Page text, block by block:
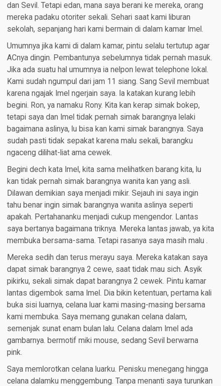
dan Sevil. Tetapi edan, mana saya berani ke mereka, orang
mereka padaku otoriter sekali. Sehari saat kami liburan
sekolah, sepanjang hari kami bermain di dalam kamar Imel.
Umumnya jika kami di dalam kamar, pintu selalu tertutup agar
ACnya dingin. Pembantunya sebelumnya tidak pernah masuk.
Jika ada suatu hal umumnya ia nelpon lewat telephone lokal.
Kami sudah ngumpul dari jam 11 siang. Sang Sevil membuat
karena ngajak Imel ngerjain saya. Ia katakan kurang lebih
begini. Ron, ya namaku Rony. Kita kan kerap simak bokep,
tetapi saya dan Imel tidak pernah simak barangnya lelaki
bagaimana aslinya, lu bisa kan kami simak barangnya. Saya
sudah pasti tidak sepakat karena malu sekali, barangku
ngaceng dilihat-liat ama cewek.
Begini dech kata Imel, kita sama melihatken barang kita, lu
kan tidak pernah simak barangnya wanita kan yang asli.
Dilawan demikian saya menjadi mikir. Sejauh ini saya ingin
tahu benar ingin simak barangnya wanita aslinya seperti
apakah. Pertahananku menjadi cukup mengendor. Lantas
saya bertanya bagaimana triknya. Mereka lantas jawab, ya kita
membuka bersama-sama. Tetapi rasanya saya masih malu .
Mereka sedih dan terus merayu saya. Mereka katakan saya
dapat simak barangnya 2 cewe, saat tidak mau sich. Asyik
pikirku, sekali simak dapat barangnya 2 cewek. Pintu kamar
lantas digembok sama Imel. Dia bikin ketentuan, pertama kali
buka sisi luarnya, celana luar kami masing-masing bersama
kami membuka. Saya memang gunakan celana dalam,
semenjak sunat enam bulan lalu. Celana dalam Imel ada
gambarnya. bermotif miki mouse, sedang Sevil berwarna
pink.
Saya memlorotkan celana luarku. Penisku menegang hingga
celana dalamku menggembung. Tanpa menanti saya turunkan